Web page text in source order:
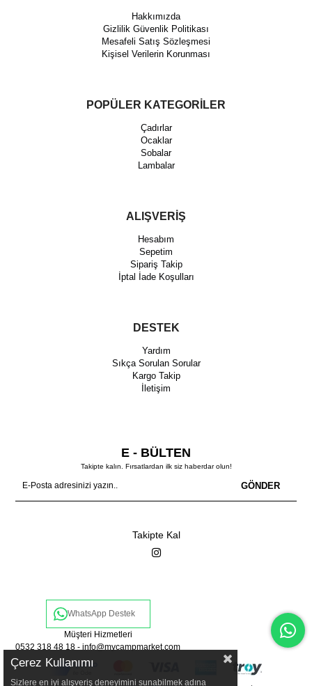
Hakkımızda
Gizlilik Güvenlik Politikası
Mesafeli Satış Sözleşmesi
Kişisel Verilerin Korunması
POPÜLER KATEGORİLER
Çadırlar
Ocaklar
Sobalar
Lambalar
ALIŞVERİŞ
Hesabım
Sepetim
Sipariş Takip
İptal İade Koşulları
DESTEK
Yardım
Sıkça Sorulan Sorular
Kargo Takip
İletişim
E - BÜLTEN
Takipte kalın. Fırsatlardan ilk siz haberdar olun!
GÖNDER
Takipte Kal
WhatsApp Destek
Müşteri Hizmetleri
0532 318 48 18 -info@mycampmarket.com
Çerez Kullanımı
Sizlere en iyi alışveriş deneyimini sunabilmek adına